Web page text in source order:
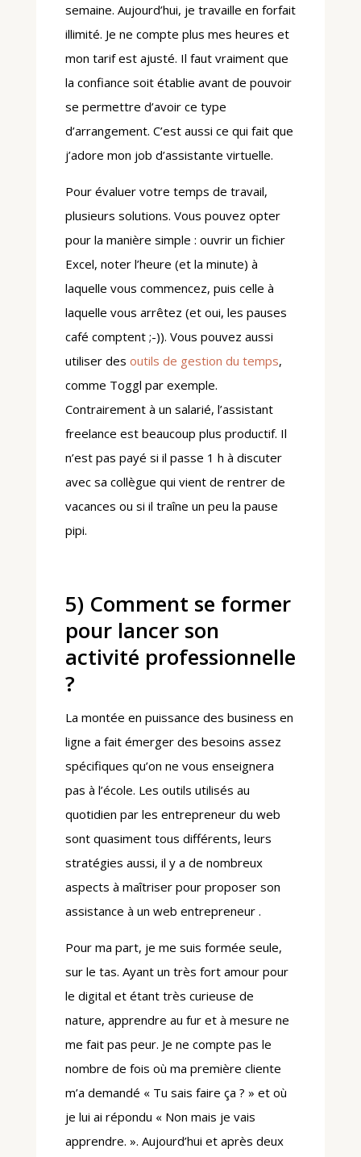
semaine. Aujourd’hui, je travaille en forfait
illimité. Je ne compte plus mes heures et
mon tarif est ajusté. Il faut vraiment que
la confiance soit établie avant de pouvoir
se permettre d’avoir ce type
d’arrangement. C’est aussi ce qui fait que
j’adore mon job d’assistante virtuelle.
Pour évaluer votre temps de travail,
plusieurs solutions. Vous pouvez opter
pour la manière simple : ouvrir un fichier
Excel, noter l’heure (et la minute) à
laquelle vous commencez, puis celle à
laquelle vous arrêtez (et oui, les pauses
café comptent ;-)). Vous pouvez aussi
utiliser des outils de gestion du temps,
comme Toggl par exemple.
Contrairement à un salarié, l’assistant
freelance est beaucoup plus productif. Il
n’est pas payé si il passe 1 h à discuter
avec sa collègue qui vient de rentrer de
vacances ou si il traîne un peu la pause
pipi.
5) Comment se former
pour lancer son
activité professionnelle
?
La montée en puissance des business en
ligne a fait émerger des besoins assez
spécifiques qu’on ne vous enseignera
pas à l’école. Les outils utilisés au
quotidien par les entrepreneur du web
sont quasiment tous différents, leurs
stratégies aussi, il y a de nombreux
aspects à maîtriser pour proposer son
assistance à un web entrepreneur .
Pour ma part, je me suis formée seule,
sur le tas. Ayant un très fort amour pour
le digital et étant très curieuse de
nature, apprendre au fur et à mesure ne
me fait pas peur. Je ne compte pas le
nombre de fois où ma première cliente
m’a demandé « Tu sais faire ça ? » et où
je lui ai répondu « Non mais je vais
apprendre. ». Aujourd’hui et après deux